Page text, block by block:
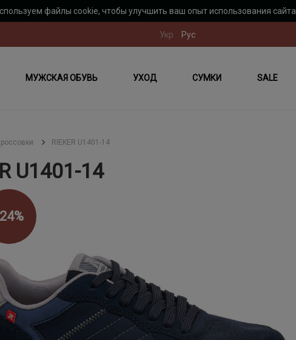
файлы cookie, чтобы улучшить ваш опыт использования сайта.
Укр Рус
МУЖСКАЯ ОБУВЬ УХОД СУМКИ SALE
RIEKER U1401-14
U1401-14